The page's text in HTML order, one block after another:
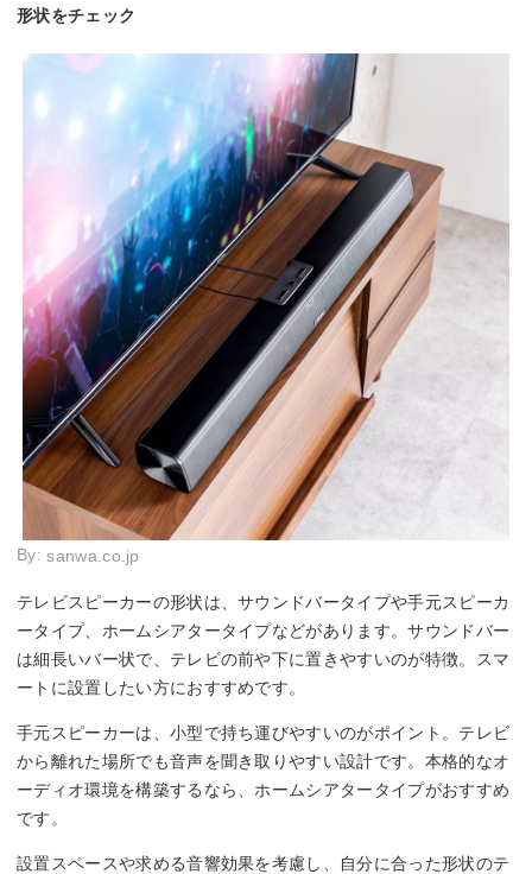
形状をチェック
By:sanwa.co.jp
テレビスピーカーの形状は、サウンドバータイプや手元スピーカ
ータイプ、ホームシアタータイプなどがあります。サウンドバー
は細長いバー状で、テレビの前や下に置きやすいのが特徴。スマ
ートに設置したい方におすすめです。
手元スピーカーは、小型で持ち運びやすいのがポイント。テレビ
から離れた場所でも音声を聞き取りやすい設計です。本格的なオ
ーディオ環境を構築するなら、ホームシアタータイプがおすすめ
です。
設置スペースや求める音響効果を考慮し、自分に合った形状のテ